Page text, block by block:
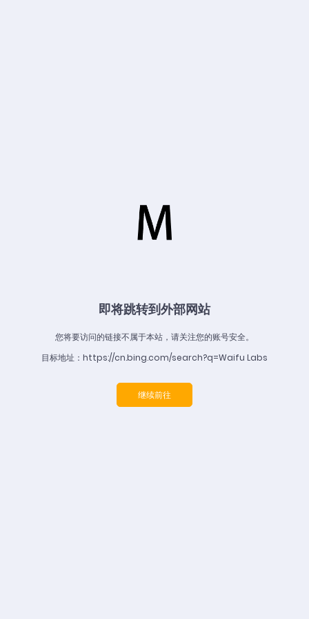
即将跳转到外部网站
您将要访问的链接不属于本站，请关注您的账号安全。
目标地址：https://cn.bing.com/search?q=Waifu Labs
继续前往